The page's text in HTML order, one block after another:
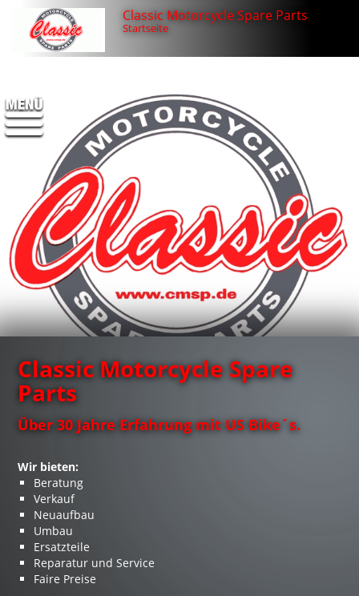
Classic Motorcycle Spare
Parts
Über 30 Jahre Erfahrung mit US Bike´s.
Wir bieten:
Beratung
Verkauf
Neuaufbau
Umbau
Ersatzteile
Reparatur und Service
Faire Preise
Classic Motorcycle Spare Parts
Startseite